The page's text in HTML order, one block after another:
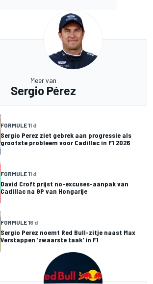
Meer van
Sergio Pérez
FORMULE 11 d
Sergio Perez ziet gebrek aan progressie als
grootste probleem voor Cadillac in F1 2026
FORMULE 11 d
David Croft prijst no-excuses-aanpak van
Cadillac na GP van Hongarije
FORMULE 16 d
Sergio Perez noemt Red Bull-zitje naast Max
Verstappen 'zwaarste taak' in F1